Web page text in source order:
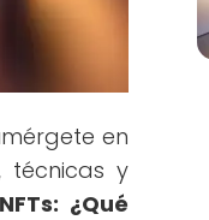
en
técnicas y
¿Qué